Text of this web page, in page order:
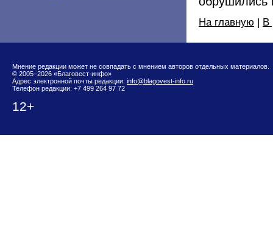
На главную | В
Мнение редакции может не совпадать с мнением авторов отдельных материалов.
© 2005–2026 «Благовест-инфо»
Адрес электронной почты редакции: info@blagovest-info.ru
Телефон редакции: +7 499 264 97 72
12+